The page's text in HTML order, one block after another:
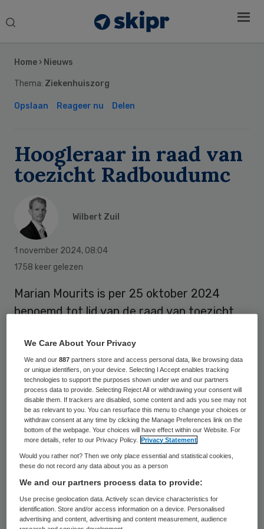
Search
Home › Nieuws
Thema: Ziekenhuiszorg
Opslaan Reageer nu Delen
Hoogleraar in raad van
toezicht Radboudumc
Wilbert Zuil
1 november 2024, 08:04
1758 keer gelezen
Marian Mourits is per 25 oktober 2024
benoemd tot lid van de raad van toezicht
toezicht is zij voorzitter van de commissie
Kwaliteit en Veiligheid en verantwoordelijk
voor deze portefeuille.
Mourits vervult de vacature die is ontstaan
na het vertrek van Carina Hilders, vanwege
haar benoeming tot voorzitter van de raad
van bestuur van het UMC Utrecht.
Wetenschapper
Sidebar
We Care About Your Privacy
We and our887 partners store and access personal data, like browsing data
or unique identifiers, on your device. Selecting I Accept enables tracking
technologies to support the purposes shown under we and our partners
process data to provide. Selecting Reject All or withdrawing your consent will
disable them. If trackers are disabled, some content and ads you see may not
be as relevant to you. You can resurface this menu to change your choices or
withdraw consent at any time by clicking the Manage Preferences link on the
bottom of the webpage. Your choices will have effect within our Website. For
more details, refer to our Privacy Policy.
Privacy Statement
Would you rather not? Then we only place essential and statistical cookies,
these do not record any data about you as a person
We and our partners process data to provide:
Use precise geolocation data. Actively scan device characteristics for
identification. Store and/or access information on a device. Personalised
advertising and content, advertising and content measurement, audience